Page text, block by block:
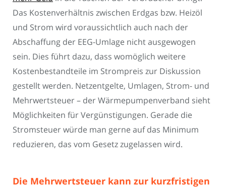
Das Kostenverhältnis zwischen Erdgas bzw. Heizöl
und Strom wird voraussichtlich auch nach der
Abschaffung der EEG-Umlage nicht ausgewogen
sein. Dies führt dazu, dass womöglich weitere
Kostenbestandteile im Strompreis zur Diskussion
gestellt werden. Netzentgelte, Umlagen, Strom- und
Mehrwertsteuer – der Wärmepumpenverband sieht
Möglichkeiten für Vergünstigungen. Gerade die
Stromsteuer würde man gerne auf das Minimum
reduzieren, das vom Gesetz zugelassen wird.
Die Mehrwertsteuer kann zur kurzfristigen